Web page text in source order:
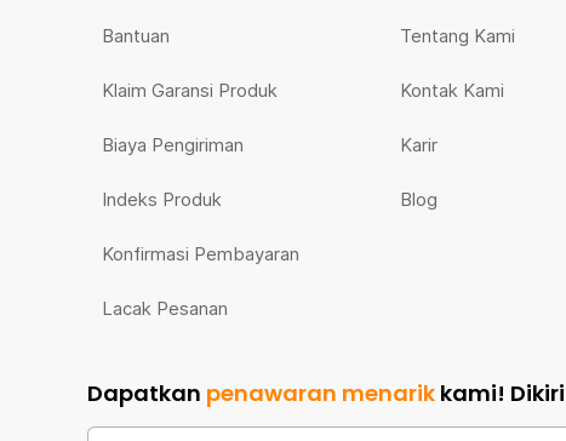
Bantuan
Klaim Garansi Produk
Biaya Pengiriman
Indeks Produk
Konfirmasi Pembayaran
Lacak Pesanan
Tentang Kami
Kontak Kami
Karir
Blog
Dapatkan penawaran menarik kami!